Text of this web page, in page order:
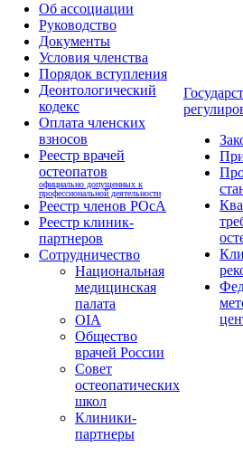
Об ассоциации
Руководство
Документы
Условия членства
Порядок вступления
Деонтологический
кодекс
Оплата членских
взносов
Реестр врачей
остеопатов
официально допущенных к
профессиональной деятельности
Реестр членов РОсА
Реестр клиник-
партнеров
Сотрудничество
Национальная
медицинская
палата
OIA
Общество
врачей России
Совет
остеопатических
школ
Клиники-
партнеры